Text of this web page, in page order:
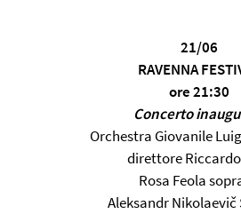
21/06
RAVENNA
ore 21:30
Concerto
Orchestra Giovanile
direttore
Rosa Feola
Aleksandr Nikolaevič